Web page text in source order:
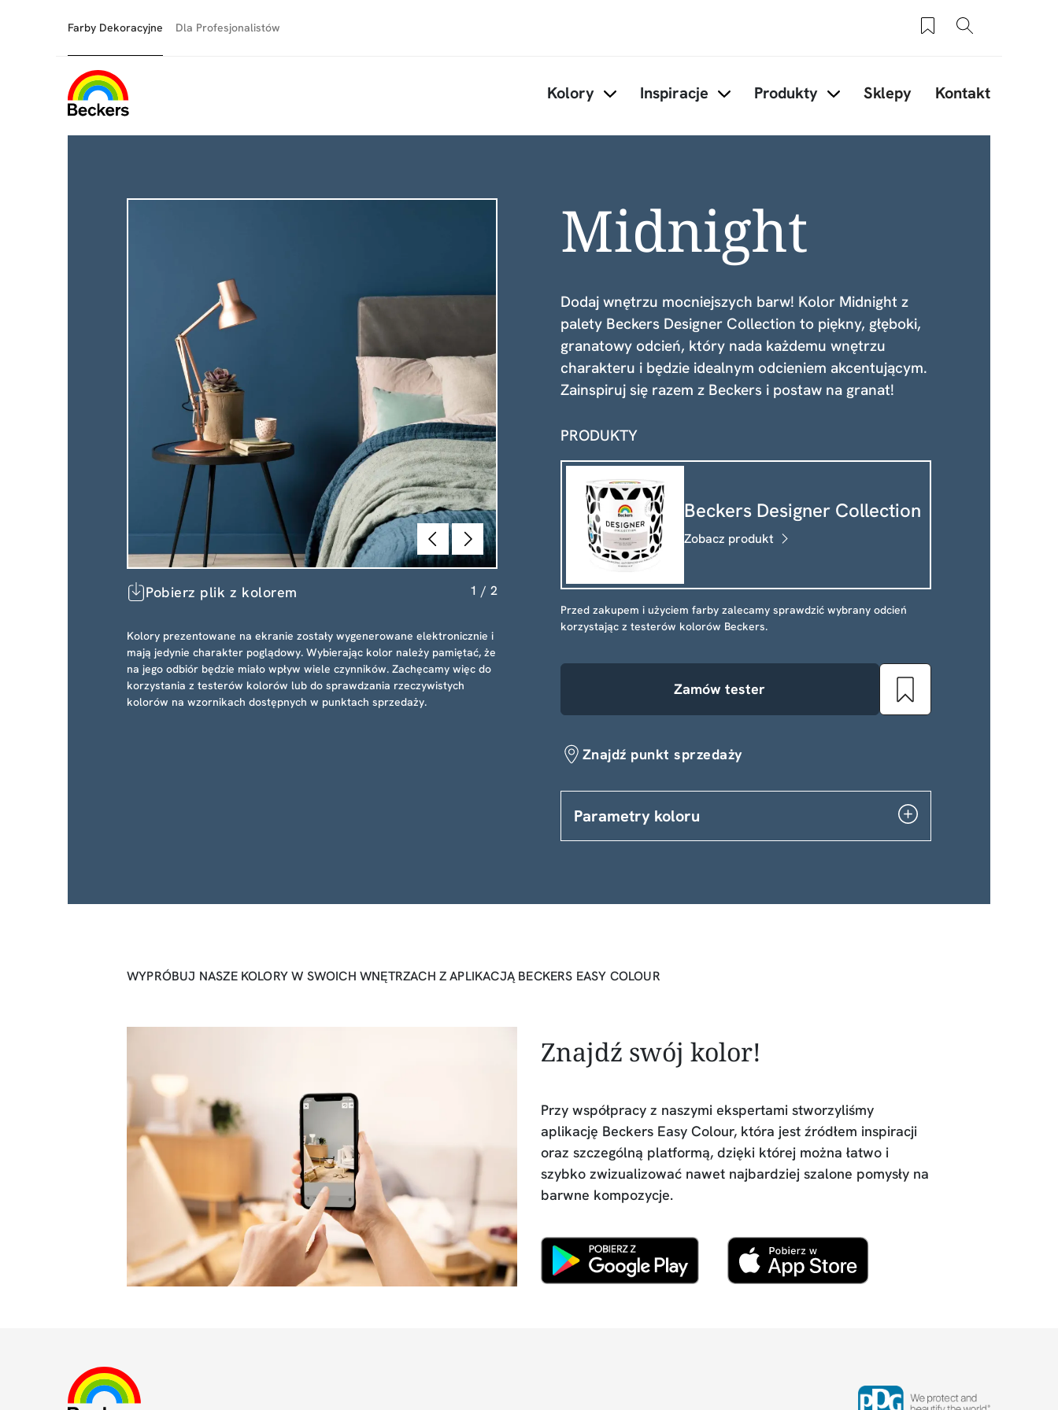
Farby Dekoracyjne Dla Profesjonalistów Zapisane produkty
Szukaj
Kolory Inspiracje Produkty Sklepy Kontakt
Midnight
Poprzednie
Dalej
Pobierz plik z kolorem 1 / 2
Kolory prezentowane na ekranie zostały wygenerowane elektronicznie i
mają jedynie charakter poglądowy. Wybierając kolor należy pamiętać, że
na jego odbiór będzie miało wpływ wiele czynników. Zachęcamy więc do
korzystania z testerów kolorów lub do sprawdzania rzeczywistych
kolorów na wzornikach dostępnych w punktach sprzedaży.
Dodaj wnętrzu mocniejszych barw! Kolor Midnight z
palety Beckers Designer Collection to piękny, głęboki,
granatowy odcień, który nada każdemu wnętrzu
charakteru i będzie idealnym odcieniem akcentującym.
Zainspiruj się razem z Beckers i postaw na granat!
PRODUKTY
Beckers Designer Collection
Zobacz produkt
Przed zakupem i użyciem farby zalecamy sprawdzić wybrany odcień
korzystając z testerów kolorów Beckers.
Zamów tester
Dodaj
do
Znajdź punkt sprzedaży
Parametry koloru
WYPRÓBUJ NASZE KOLORY W SWOICH WNĘTRZACH Z APLIKACJĄ BECKERS EASY COLOUR
Znajdź swój kolor!
Przy współpracy z naszymi ekspertami stworzyliśmy
aplikację Beckers Easy Colour, która jest źródłem inspiracji
oraz szczególną platformą, dzięki której można łatwo i
szybko zwizualizować nawet najbardziej szalone pomysły na
barwne kompozycje.